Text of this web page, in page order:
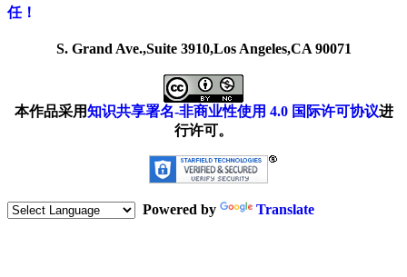
任！
S. Grand Ave.,Suite 3910,Los Angeles,CA 90071
本作品采用知识共享署名-非商业性使用 4.0 国际许可协议进
行许可。
Powered by Translate